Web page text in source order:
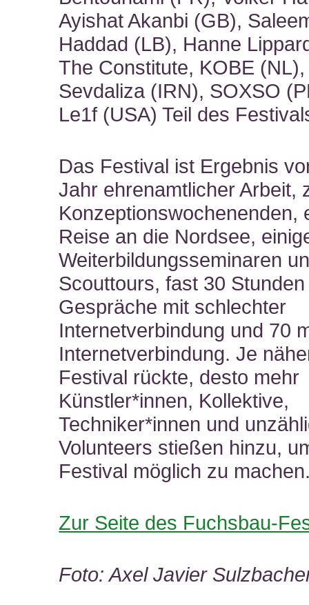
Ayishat Akanbi (GB),
Haddad (LB), Hanne
The Constitute, KOBE (NL),
Sevdaliza (IRN), SOXSO
Le1f (USA) Teil des
Das Festival ist Ergebnis
Jahr ehrenamtlicher Arbeit,
Konzeptionswochenenden,
Reise an die Nordsee,
Weiterbildungsseminaren
Scouttours, fast 30
Gespräche mit schlechter
Internetverbindung und 70
Internetverbindung. Je
Festival rückte, desto mehr
Künstler*innen, Kollektive,
Techniker*innen und
Volunteers stießen hinzu,
Festival möglich zu
Zur Seite des Fuchsbau-
Foto: Axel Javier